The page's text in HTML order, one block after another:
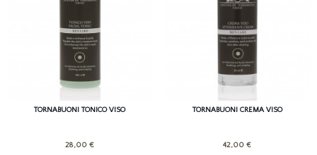
TORNABUONI TONICO VISO
28,00 €
TORNABUONI CREMA VISO
42,00 €